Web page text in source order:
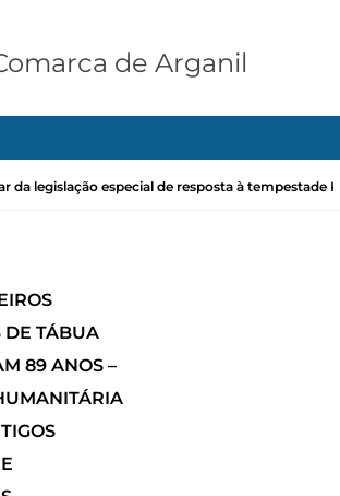
da legislação especial de resposta à tempestade
DE TÁBUA
89 ANOS –